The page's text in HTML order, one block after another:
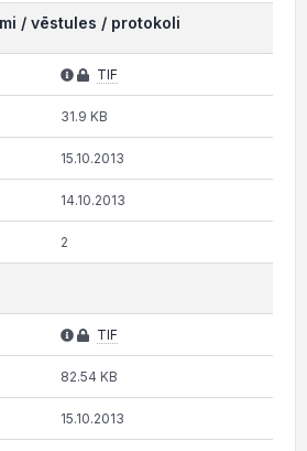
/ vēstules / protokoli
TIF
31.9 KB
15.10.2013
14.10.2013
2
TIF
82.54 KB
15.10.2013